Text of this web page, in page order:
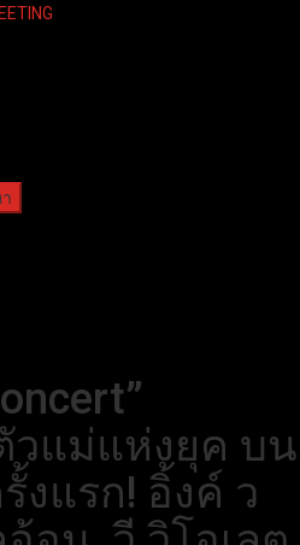
วแม่แห่งยุค บน
งแรก! อิ้งค์ ว